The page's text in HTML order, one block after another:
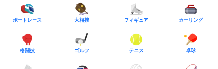
ボートレース 大相撲 フィギュア カーリング
格闘技 ゴルフ テニス 卓球